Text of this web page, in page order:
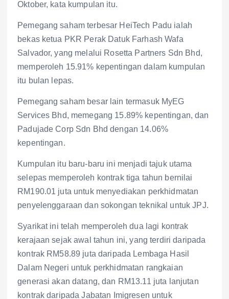
Oktober, kata kumpulan itu.
Pemegang saham terbesar HeiTech Padu ialah
bekas ketua PKR Perak Datuk Farhash Wafa
Salvador, yang melalui Rosetta Partners Sdn Bhd,
memperoleh 15.91% kepentingan dalam kumpulan
itu bulan lepas.
Pemegang saham besar lain termasuk MyEG
Services Bhd, memegang 15.89% kepentingan, dan
Padujade Corp Sdn Bhd dengan 14.06%
kepentingan.
Kumpulan itu baru-baru ini menjadi tajuk utama
selepas memperoleh kontrak tiga tahun bernilai
RM190.01 juta untuk menyediakan perkhidmatan
penyelenggaraan dan sokongan teknikal untuk JPJ.
Syarikat ini telah memperoleh dua lagi kontrak
kerajaan sejak awal tahun ini, yang terdiri daripada
kontrak RM58.89 juta daripada Lembaga Hasil
Dalam Negeri untuk perkhidmatan rangkaian
generasi akan datang, dan RM13.11 juta lanjutan
kontrak daripada Jabatan Imigresen untuk